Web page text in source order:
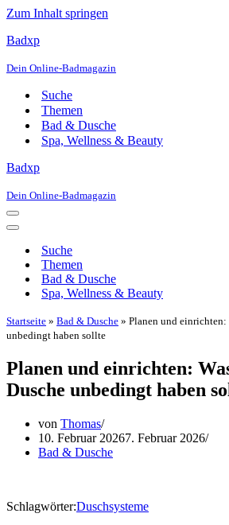
Zum Inhalt springen
Badxp
Dein Online-Badmagazin
Suche
Themen
Bad & Dusche
Spa, Wellness & Beauty
Badxp
Dein Online-Badmagazin
Navigationsmenü
Navigationsmenü
Suche
Themen
Bad & Dusche
Spa, Wellness & Beauty
Startseite » Bad & Dusche » Planen und einrichten:
unbedingt haben sollte
Planen und einrichten:
Dusche unbedingt haben
von Thomas
10. Februar 20267. Februar 2026
Bad & Dusche
Schlagwörter:Duschsysteme